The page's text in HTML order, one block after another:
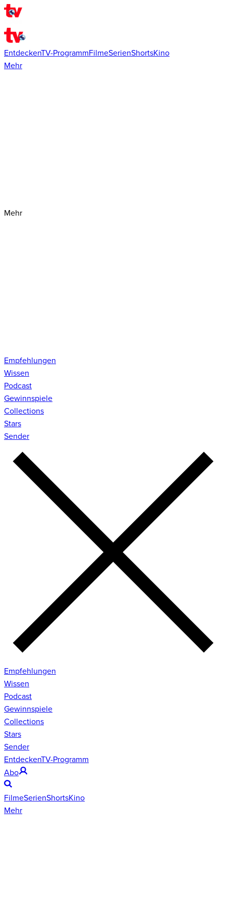
EntdeckenTV-ProgrammFilmeSerienShortsKino
Mehr
Mehr
Empfehlungen
Wissen
Podcast
Gewinnspiele
Collections
Stars
Sender
Empfehlungen
Wissen
Podcast
Gewinnspiele
Collections
Stars
Sender
EntdeckenTV-Programm
Abo
FilmeSerienShortsKino
Mehr